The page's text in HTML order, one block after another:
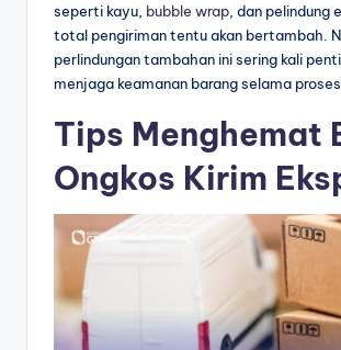
seperti kayu, bubble wrap , dan
total pengiriman tentu akan bertambah.
perlindungan tambahan ini sering kali
menjaga keamanan barang selama
Tips Menghemat
Ongkos Kirim